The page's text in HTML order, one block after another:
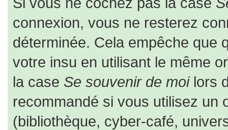
connexion, vous ne resterez
déterminée. Cela empêche que
votre insu en utilisant le même
la case Se souvenir de moilors
recommandé si vous utilisez un
(bibliothèque, cyber-café,